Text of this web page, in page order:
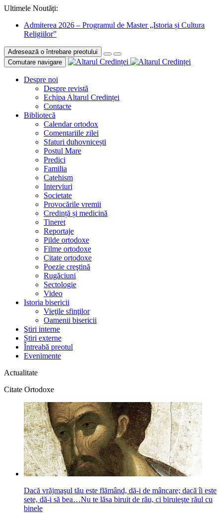
Ultimele Noutăți:
Admiterea 2026 – Programul de Master „Istoria și Cultura
Religiilor”
Adresează o întrebare preotului
Comutare navigare
Despre noi
Despre revistă
Echipa Altarul Credinței
Contacte
Bibliotecă
Calendar ortodox
Comentariile zilei
Sfaturi duhovnicești
Postul Mare
Predici
Familia
Catehism
Interviuri
Societate
Provocările vremii
Credință și medicină
Tineret
Reportaje
Pilde ortodoxe
Filme ortodoxe
Citate ortodoxe
Poezie creştină
Rugăciuni
Sectologie
Video
Istoria bisericii
Vieţile sfinţilor
Oamenii bisericii
Ştiri interne
Știri externe
Întreabă preotul
Evenimente
Actualitate
Citate Ortodoxe
Dacă vrăjmaşul tău este flămând, dă-i de mâncare; dacă îi este
sete, dă-i să bea…Nu te lăsa biruit de rău, ci biruieşte răul cu
binele